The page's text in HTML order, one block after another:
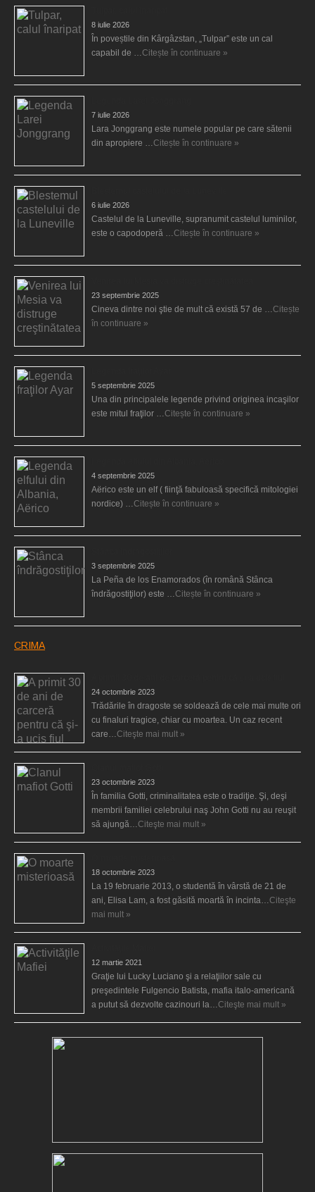
8 iulie 2026
În poveștile din Kârgâzstan, „Tulpar” este un cal
capabil de … Citește în continuare »
7 iulie 2026
Lara Jonggrang este numele popular pe care sătenii
din apropiere … Citește în continuare »
6 iulie 2026
Castelul de la Luneville, supranumit castelul luminilor,
este o capodoperă … Citește în continuare »
23 septembrie 2025
Cineva dintre noi ştie de mult că există 57 de … Citește
în continuare »
5 septembrie 2025
Una din principalele legende privind originea incaşilor
este mitul fraţilor … Citește în continuare »
4 septembrie 2025
Aërico este un elf ( fiinţă fabuloasă specifică mitologiei
nordice) … Citește în continuare »
3 septembrie 2025
La Peña de los Enamorados (în română Stânca
îndrăgostiţilor) este … Citește în continuare »
CRIMA
24 octombrie 2023
Trădările în dragoste se soldează de cele mai multe ori
cu finaluri tragice, chiar cu moartea. Un caz recent
care… Citeşte mai mult »
23 octombrie 2023
În familia Gotti, criminalitatea este o tradiţie. Şi, deşi
membrii familiei celebrului naş John Gotti nu au reuşit
să ajungă… Citeşte mai mult »
18 octombrie 2023
La 19 februarie 2013, o studentă în vârstă de 21 de
ani, Elisa Lam, a fost găsită moartă în incinta… Citeşte
mai mult »
12 martie 2021
Graţie lui Lucky Luciano şi a relaţiilor sale cu
preşedintele Fulgencio Batista, mafia italo-americană
a putut să dezvolte cazinouri la… Citeşte mai mult »